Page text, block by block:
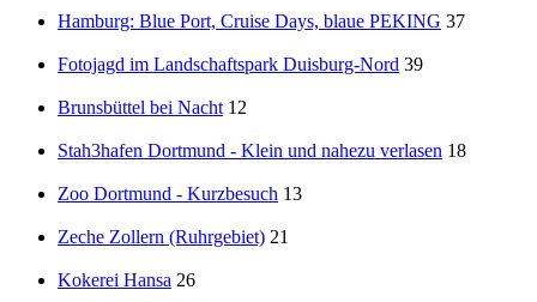
Hamburg: Blue Port, Cruise Days, blaue PEKING 37
Fotojagd im Landschaftspark Duisburg-Nord 39
Brunsbüttel bei Nacht 12
Stah3hafen Dortmund - Klein und nahezu verlasen 18
Zoo Dortmund - Kurzbesuch 13
Zeche Zollern (Ruhrgebiet) 21
Kokerei Hansa 26